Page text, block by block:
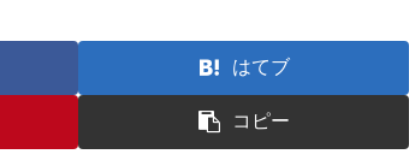
はてブ
コピー